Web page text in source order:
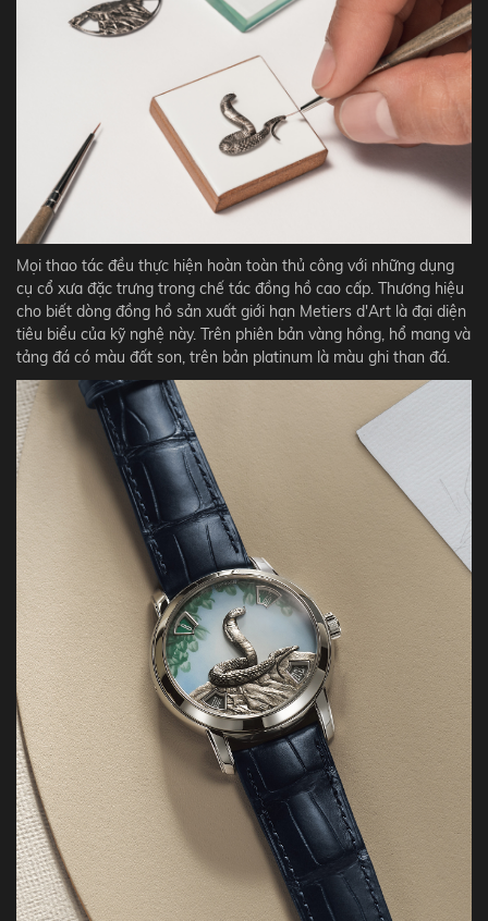
Mọi thao tác đều thực hiện hoàn toàn thủ công với những dụng
cụ cổ xưa đặc trưng trong chế tác đồng hồ cao cấp. Thương hiệu
cho biết dòng đồng hồ sản xuất giới hạn Metiers d'Art là đại diện
tiêu biểu của kỹ nghệ này. Trên phiên bản vàng hồng, hổ mang và
tảng đá có màu đất son, trên bản platinum là màu ghi than đá.